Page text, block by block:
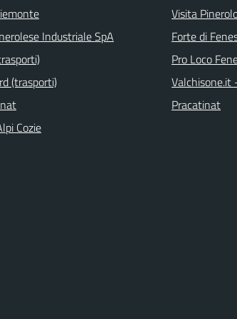
Industriale SpA
(trasporti)
Cozie
Visita
Forte di
Pro Loco
Valchisone.it
Pracatinat